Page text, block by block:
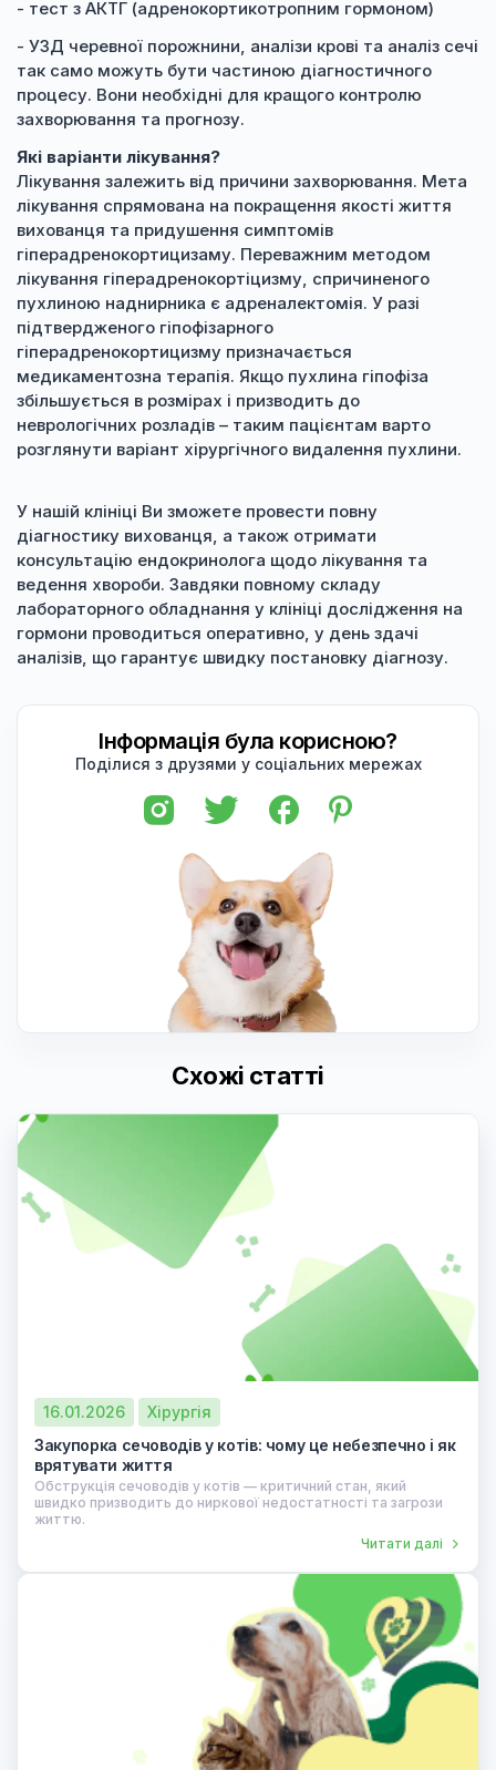
- тест з АКТГ (адренокортикотропним гормоном)
- УЗД черевної порожнини, аналізи крові та аналіз сечі
так само можуть бути частиною діагностичного
процесу. Вони необхідні для кращого контролю
захворювання та прогнозу.
Які варіанти лікування?
Лікування залежить від причини захворювання. Мета
лікування спрямована на покращення якості життя
вихованця та придушення симптомів
гіперадренокортицизаму. Переважним методом
лікування гіперадренокортіцизму, спричиненого
пухлиною наднирника є адреналектомія. У разі
підтвердженого гіпофізарного
гіперадренокортицизму призначається
медикаментозна терапія. Якщо пухлина гіпофіза
збільшується в розмірах і призводить до
неврологічних розладів – таким пацієнтам варто
розглянути варіант хірургічного видалення пухлини.
У нашій клініці Ви зможете провести повну
діагностику вихованця, а також отримати
консультацію ендокринолога щодо лікування та
ведення хвороби. Завдяки повному складу
лабораторного обладнання у клініці дослідження на
гормони проводиться оперативно, у день здачі
аналізів, що гарантує швидку постановку діагнозу.
Інформація була корисною?
Поділися з друзями у соціальних мережах
Схожі статті
16.01.2026
Хірургія
Закупорка сечоводів у котів: чому це небезпечно і як
врятувати життя
Обструкція сечоводів у котів — критичний стан, який
швидко призводить до ниркової недостатності та загрози
життю.
Читати далі